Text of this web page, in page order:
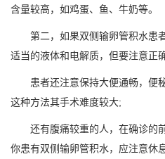
含量较高，如鸡蛋、鱼、牛奶等。
第二，如果双侧输卵管积水患
适当的液体和电解质，但要注意正
患者还注意保持大便通畅，便
这种方法其手术难度较大;
还有腹痛较重的人，在确诊的
你患有双侧输卵管积水，应注意休